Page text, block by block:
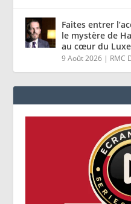
Faites entrer
le mystère de
au cœur du
9 Août 2026 | RMC